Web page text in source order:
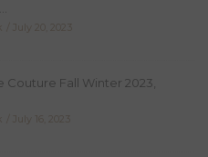
July 20, 2023
Couture Fall Winter 2023,
July 16, 2023